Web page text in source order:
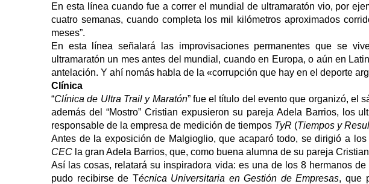
En esta línea cuando fue a correr el mundial de ultramaratón vio, por
cuatro semanas, cuando completa los mil kilómetros aproximados
meses”.
En esta línea señalará las improvisaciones permanentes que se
ultramaratón un mes antes del mundial, cuando en Europa, o aún en
antelación. Y ahí nomás habla de la «corrupción que hay en el deporte
Clínica
“Clínica de Ultra Trail y Maratón” fue el título del evento que organizó, el
además del “Mostro” Cristian expusieron su pareja Adela Barrios, los
responsable de la empresa de medición de tiempos TyR (Tiempos y
Antes de la exposición de Malgioglio, que acaparó todo, se dirigió a
CEC la gran Adela Barrios, que, como buena alumna de su pareja
Así las cosas, relatará su inspiradora vida: es una de los 8 hermanos
pudo recibirse de Técnica Universitaria en Gestión de Empresas, que